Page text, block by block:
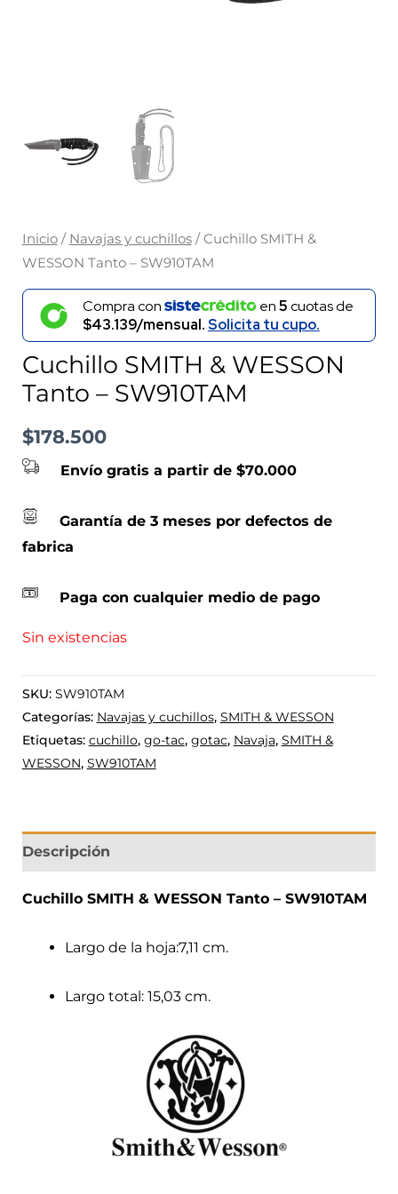
Inicio/ Navajas y cuchillos/ Cuchillo SMITH &
WESSON Tanto – SW910TAM
Compra con en5cuotas de
$43.139/mensual.Solicita tu cupo.
Cuchillo SMITH & WESSON
Tanto – SW910TAM
$178.500
Envío gratis a partir de $70.000
Garantía de 3 meses por defectos de
fabrica
Paga con cualquier medio de pago
Sin existencias
SKU: SW910TAM
Categorías: Navajas y cuchillos, SMITH & WESSON
Etiquetas: cuchillo, go-tac, gotac, Navaja, SMITH &
WESSON, SW910TAM
Descripción
Cuchillo SMITH & WESSON Tanto – SW910TAM
Largo de la hoja:7,11 cm.
Largo total: 15,03 cm.